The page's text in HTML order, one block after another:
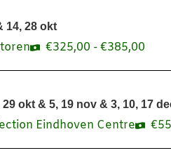
14, 28 okt
€325,00 -€385,00
okt & 5, 19 nov & 3, 10, 17
Eindhoven Centre €